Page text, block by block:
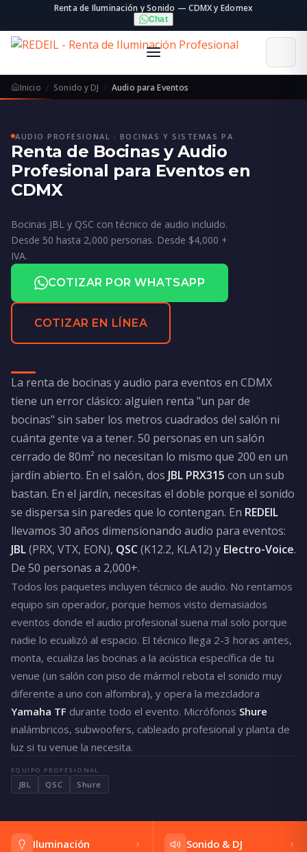
Renta de Iluminación y Sonido — CDMX y Edomex
Chat
Inicio Sonido y DJ Audio para Eventos
AUDIO PROFESIONAL · BOCINAS Y SISTEMAS PA
Renta de Bocinas y Audio
Profesional para Eventos en
CDMX
Bocinas JBL y QSC con técnico de audio incluido.
Desde 50 hasta 2,000 personas. Desde $4,000 +
IVA.
COTIZAR POR WHATSAPP
COTIZAR EN LÍNEA
La renta de bocinas y audio para eventos en CDMX
tiene un error clásico: alguien renta "un par de
bocinas" sin saber los metros cuadrados del salón ni
cuánta gente va a tener. 50 personas en un salón
cerrado de 80m² no necesitan lo mismo que 200 en un
jardín abierto. En el salón, dos JBL PRX315 con un sub
bastan. En el jardín, necesitas el doble porque el sonido
se dispersa sin paredes que lo contengan. En REDEIL
llevamos 30 años dimensionando audio para eventos:
JBL(PRX, VTX, EON), QSC(K12.2, KLA12) y Electro-Voice.
De 50 personas a 2,000+.
Todos los paquetes incluyen técnico de audio. No rentamos
equipo sin operador, porque hemos visto demasiados
eventos donde el audio profesional suena mal solo porque
nadie lo ecualizó al espacio. El técnico llega 2-3 horas antes,
monta, ecualiza las bocinas a la acústica específica de tu
venue (un salón con piso de mármol rebota el sonido muy
diferente a uno con alfombra), y opera la mezcladora
Yamaha TF durante todo el evento. Micrófonos Shure
inalámbricos, subwoofers, cableado profesional y planta de
luz si tu venue la necesita.
EQUIPO PROFESIONAL
JBL QSC Shure
Iluminación Sonido & DJ